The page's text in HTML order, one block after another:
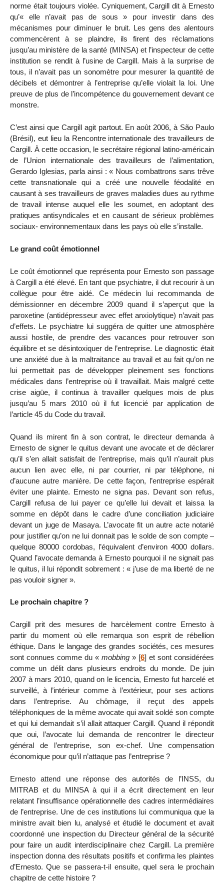
norme était toujours violée. Cyniquement, Cargill dit à Ernesto
qu’« elle n’avait pas de sous » pour investir dans des
mécanismes pour diminuer le bruit. Les gens des alentours
commencèrent à se plaindre, ils firent des réclamations
jusqu’au ministère de la santé (MINSA) et l’inspecteur de cette
institution se rendit à l’usine de Cargill. Mais à la surprise de
tous, il n’avait pas un sonomètre pour mesurer la quantité de
décibels et démontrer à l’entreprise qu’elle violait la loi. Une
preuve de plus de l’incompétence du gouvernement devant ce
monstre.
C’est ainsi que Cargill agit partout. En août 2006, à São Paulo
(Brésil), eut lieu la Rencontre internationale des travailleurs de
Cargill. À cette occasion, le secrétaire régional latino-américain
de l’Union internationale des travailleurs de l’alimentation,
Gerardo Iglesias, parla ainsi : « Nous combattrons sans trêve
cette transnationale qui a créé une nouvelle féodalité en
causant à ses travailleurs de graves maladies dues au rythme
de travail intense auquel elle les soumet, en adoptant des
pratiques antisyndicales et en causant de sérieux problèmes
sociaux- environnementaux dans les pays où elle s’installe.
Le grand coût émotionnel
Le coût émotionnel que représenta pour Ernesto son passage
à Cargill a été élevé. En tant que psychiatre, il dut recourir à un
collègue pour être aidé. Ce médecin lui recommanda de
démissionner en décembre 2009 quand il s’aperçut que la
paroxetine (antidépresseur avec effet anxiolytique) n’avait pas
d’effets. Le psychiatre lui suggéra de quitter une atmosphère
aussi hostile, de prendre des vacances pour retrouver son
équilibre et se désintoxiquer de l’entreprise. Le diagnostic était
une anxiété due à la maltraitance au travail et au fait qu’on ne
lui permettait pas de développer pleinement ses fonctions
médicales dans l’entreprise où il travaillait. Mais malgré cette
crise aigüe, il continua à travailler quelques mois de plus
jusqu’au 5 mars 2010 où il fut licencié par application de
l’article 45 du Code du travail.
Quand ils mirent fin à son contrat, le directeur demanda à
Ernesto de signer le quitus devant une avocate et de déclarer
qu’il s’en allait satisfait de l’entreprise, mais qu’il n’aurait plus
aucun lien avec elle, ni par courrier, ni par téléphone, ni
d’aucune autre manière. De cette façon, l’entreprise espérait
éviter une plainte. Ernesto ne signa pas. Devant son refus,
Cargill refusa de lui payer ce qu’elle lui devait et laissa la
somme en dépôt dans le cadre d’une conciliation judiciaire
devant un juge de Masaya. L’avocate fit un autre acte notarié
pour justifier qu’on ne lui donnait pas le solde de son compte –
quelque 80000 cordobas, l’équivalent d’environ 4000 dollars.
Quand l’avocate demanda à Ernesto pourquoi il ne signait pas
le quitus, il lui répondit sobrement : « j’use de ma liberté de ne
pas vouloir signer ».
Le prochain chapitre ?
Cargill prit des mesures de harcèlement contre Ernesto à
partir du moment où elle remarqua son esprit de rébellion
éthique. Dans le langage des grandes sociétés, ces mesures
sont connues comme du « mobbing » [6] et sont considérées
comme un délit dans plusieurs endroits du monde. De juin
2007 à mars 2010, quand on le licencia, Ernesto fut harcelé et
surveillé, à l’intérieur comme à l’extérieur, pour ses actions
dans l’entreprise. Au chômage, il reçut des appels
téléphoniques de la même avocate qui avait soldé son compte
et qui lui demandait s’il allait attaquer Cargill. Quand il répondit
que oui, l’avocate lui demanda de rencontrer le directeur
général de l’entreprise, son ex-chef. Une compensation
économique pour qu’il n’attaque pas l’entreprise ?
Ernesto attend une réponse des autorités de l’INSS, du
MITRAB et du MINSA à qui il a écrit directement en leur
relatant l’insuffisance opérationnelle des cadres intermédiaires
de l’entreprise. Une de ces institutions lui communiqua que la
ministre avait bien lu, analysé et étudié le document et avait
coordonné une inspection du Directeur général de la sécurité
pour faire un audit interdisciplinaire chez Cargill. La première
inspection donna des résultats positifs et confirma les plaintes
d’Ernesto. Que se passera-t-il ensuite, quel sera le prochain
chapitre de cette histoire ?